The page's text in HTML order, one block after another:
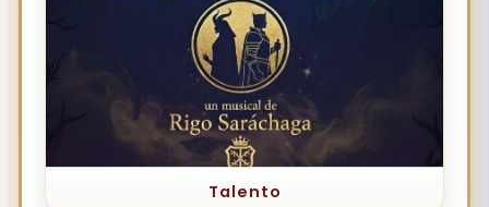
Talento